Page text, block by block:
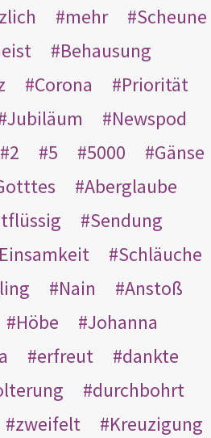
mehr
Scheune
Behausung
Corona
Priorität
Jubiläum
Newspod
2 5 5000
Gänse
Aberglaube
Sendung
Einsamkeit
Schläuche
Nain
Anstoß
Höbe
Johanna
erfreut
dankte
durchbohrt
zweifelt Kreuzigung